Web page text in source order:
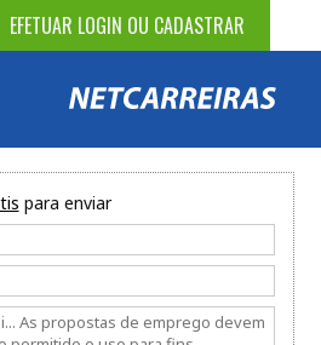
EFETUAR LOGIN OU CADASTRAR
para enviar